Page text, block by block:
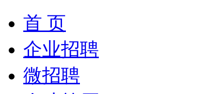
首 页
企业招聘
微招聘